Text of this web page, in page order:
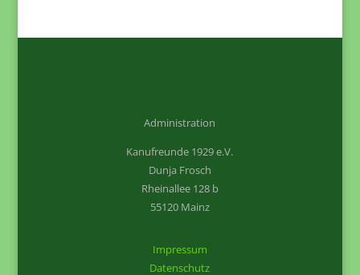
Administration
Kanufreunde 1929 e.V.
Dunja Frosch
Rheinallee 128 b
55120 Mainz
Impressum
Datenschutz